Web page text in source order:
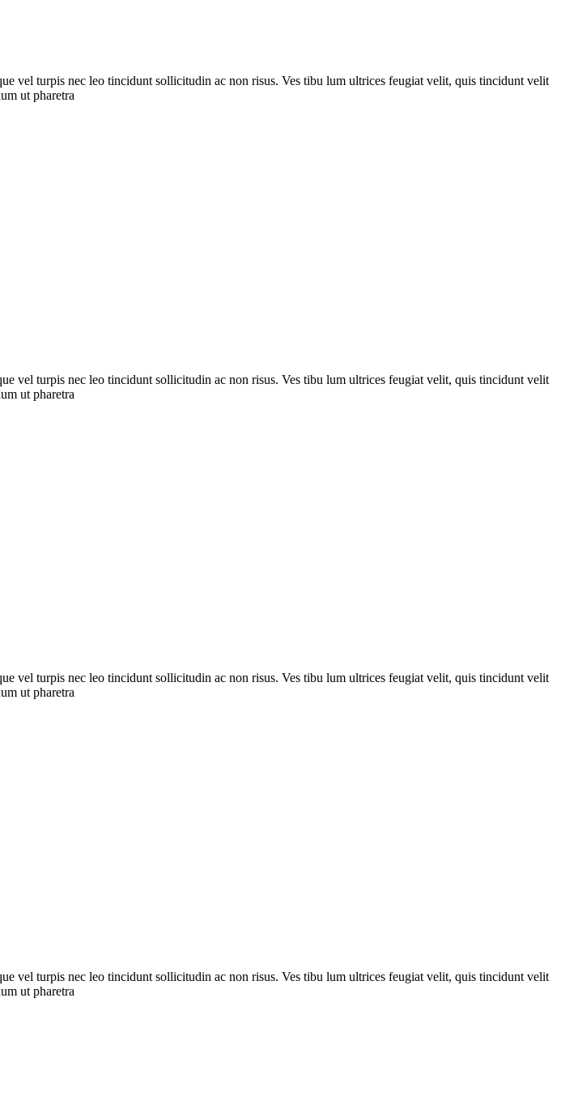
vel turpis nec leo tincidunt sollicitudin ac non risus. Ves tibu lum ultrices feugiat velit, quis tincidunt velit
ut pharetra
vel turpis nec leo tincidunt sollicitudin ac non risus. Ves tibu lum ultrices feugiat velit, quis tincidunt velit
ut pharetra
vel turpis nec leo tincidunt sollicitudin ac non risus. Ves tibu lum ultrices feugiat velit, quis tincidunt velit
ut pharetra
vel turpis nec leo tincidunt sollicitudin ac non risus. Ves tibu lum ultrices feugiat velit, quis tincidunt velit
ut pharetra